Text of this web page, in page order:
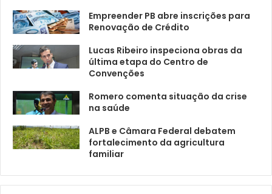
Empreender PB abre inscrições para
Renovação de Crédito
Lucas Ribeiro inspeciona obras da
última etapa do Centro de
Convenções
Romero comenta situação da crise
na saúde
ALPB e Câmara Federal debatem
fortalecimento da agricultura
familiar